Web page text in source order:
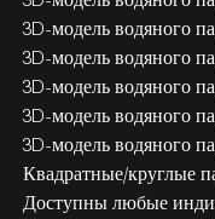
3D-модель водяного
3D-модель водяного
3D-модель водяного
3D-модель водяного
3D-модель водяного
Квадратные/круглые
Доступны любые